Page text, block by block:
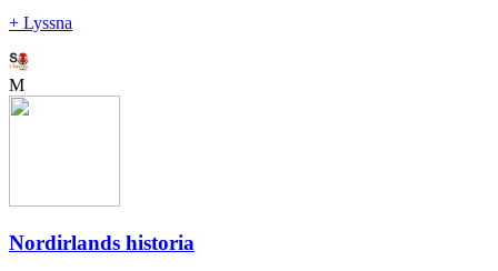
+ Lyssna
M
Nordirlands historia